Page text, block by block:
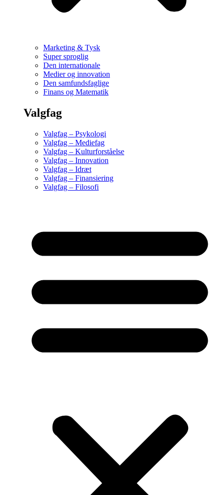
Marketing & Tysk
Super sproglig
Den internationale
Medier og innovation
Den samfundsfaglige
Finans og Matematik
Valgfag
Valgfag – Psykologi
Valgfag – Mediefag
Valgfag – Kulturforståelse
Valgfag – Innovation
Valgfag – Idræt
Valgfag – Finansiering
Valgfag – Filosofi